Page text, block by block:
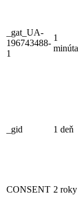
_gat_UA-
196743488-
1
1
minúta
_gid 1 deň
CONSENT 2 roky